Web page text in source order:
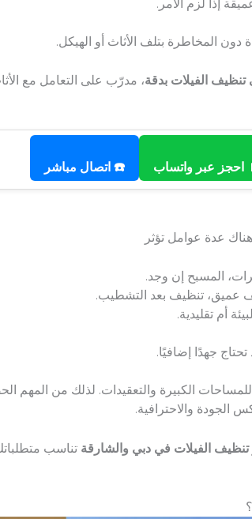
إذا لزم الأمر.
المخاطرة بتلف الأثاث أو الهيكل.
الفيلات بدقة، مدرّب على التعامل مع
احجز عبر واتساب ☎️ اتصال مباشر
عدة عوامل تؤثر
المسبح إن وجد.
عميق، تنظيف بعد التشطيب.
أم تقليدية.
جهدًا إضافيًا.
الكبيرة والتعقيدات. لذلك من المهم
الجودة والاحترافية.
تنظيف الفيلات في دبي والشارقة تناسب